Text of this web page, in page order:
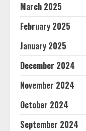
March 2025
February 2025
January 2025
December 2024
November 2024
October 2024
September 2024